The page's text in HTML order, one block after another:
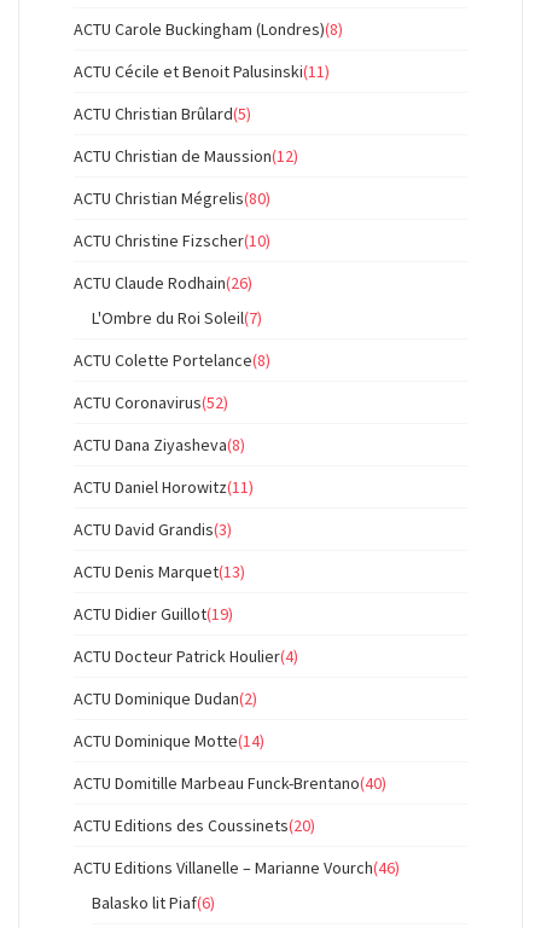
ACTU Carole Buckingham (Londres)(8)
ACTU Cécile et Benoit Palusinski(11)
ACTU Christian Brûlard(5)
ACTU Christian de Maussion(12)
ACTU Christian Mégrelis(80)
ACTU Christine Fizscher(10)
ACTU Claude Rodhain(26)
L'Ombre du Roi Soleil(7)
ACTU Colette Portelance(8)
ACTU Coronavirus(52)
ACTU Dana Ziyasheva(8)
ACTU Daniel Horowitz(11)
ACTU David Grandis(3)
ACTU Denis Marquet(13)
ACTU Didier Guillot(19)
ACTU Docteur Patrick Houlier(4)
ACTU Dominique Dudan(2)
ACTU Dominique Motte(14)
ACTU Domitille Marbeau Funck-Brentano(40)
ACTU Editions des Coussinets(20)
ACTU Editions Villanelle – Marianne Vourch(46)
Balasko lit Piaf(6)